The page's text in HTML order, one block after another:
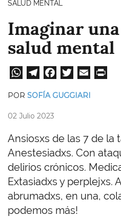
SALUD MENTAL
Imaginar
salud mental
W
A
pp
Te
le
a
m
Fa
POR SOFÍA GUGGIARI
02 Julio 2023
Ansiosxs de las 7 de la
Anestesiadxs. Con
delirios crónicos.
Extasiadxs y perplejxs.
abrumadxs, en una,
podemos más!